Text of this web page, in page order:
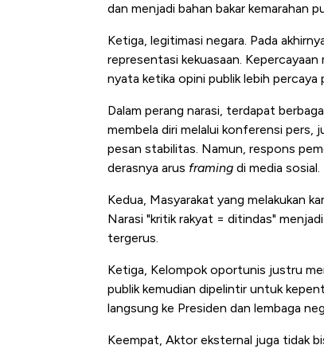
dan menjadi bahan bakar kemarahan
Ketiga, legitimasi negara. Pada
representasi kekuasaan.
nyata ketika opini publik lebih percaya
Dalam perang narasi, terdapat
membela diri melalui konferensi pers,
pesan stabilitas. Namun, respons
derasnya arus framing di media sosial.
Kedua, Masyarakat yang melakukan
Narasi "kritik rakyat = ditindas"
tergerus.
Ketiga, Kelompok oportunis justru
publik kemudian dipelintir untuk
langsung ke Presiden dan lembaga
Keempat, Aktor eksternal juga tidak